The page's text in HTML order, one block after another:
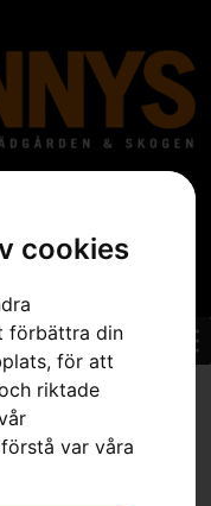
cookies
förbättra din
för att
riktade
var våra
» Kombitrimmers